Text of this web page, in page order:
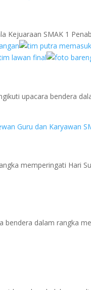
Kejuaraan SMAK 1
upacara bendera
memperingati Hari
dalam rangka